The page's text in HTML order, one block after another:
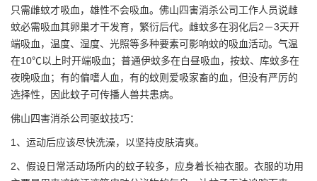
只需雌蚊才吸血，雄性不会吸血。佛山四害消杀公司工作人员说雌
蚊必需吸血其卵巢才干发育，繁衍后代。 雌蚊多在羽化后2－3天开
端吸血，温度、湿度、光照等多种要素可影响蚊的吸血活动。气温
在10℃以上时开端吸血；普通伊蚊多在白昼吸血，按蚊、库蚊多在
夜晚吸血；有的偏嗜人血，有的蚊则爱吸家畜的血，但没有严厉的
选择性，因此蚊子可传播人兽共患病。
佛山四害消杀公司驱蚊技巧：
1、运动后应该尽快洗澡，以坚持皮肤清爽。
2、假设日常活动场所内的蚊子较多，应身着长袖衣服。衣服的功用